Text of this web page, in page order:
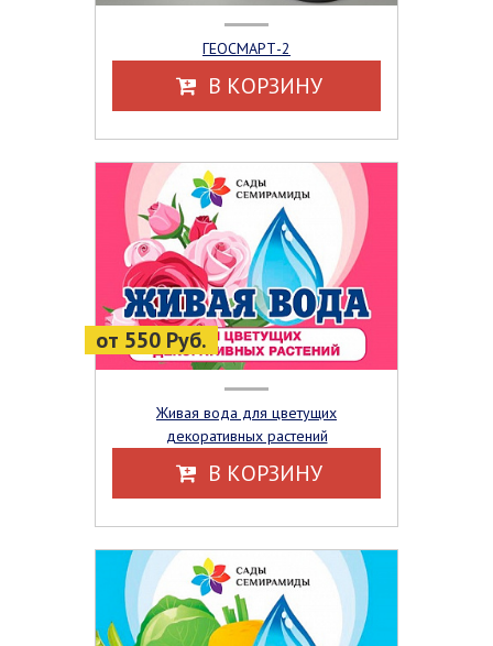
ГЕОСМАРТ-2
В КОРЗИНУ
от 550 Руб.
Живая вода для цветущих
декоративных растений
В КОРЗИНУ